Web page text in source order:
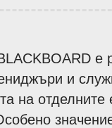
е
и
на отделните